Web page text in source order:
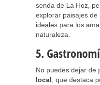
senda de La Hoz,
explorar paisajes de
ideales para los
naturaleza.
5.
No puedes dejar de
local , que destaca